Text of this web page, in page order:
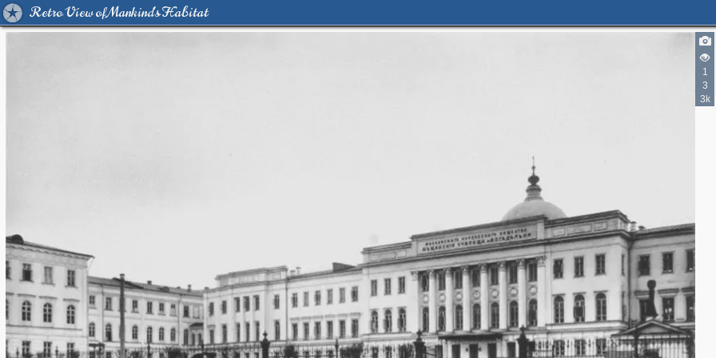
Retro View of Mankind's Habitat
1
3
3k